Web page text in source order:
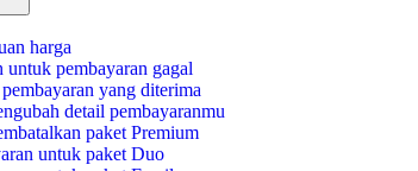
harga
untuk pembayaran gagal
yang diterima
detail pembayaranmu
paket Premium
untuk paket Duo